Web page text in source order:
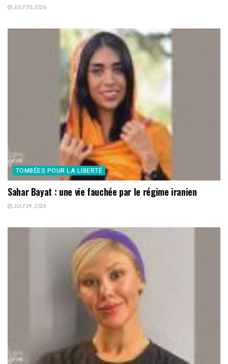
JULY 30, 2026
TOMBÉES POUR LA LIBERTÉ
Sahar Bayat : une vie fauchée par le régime iranien
JULY 24, 2026